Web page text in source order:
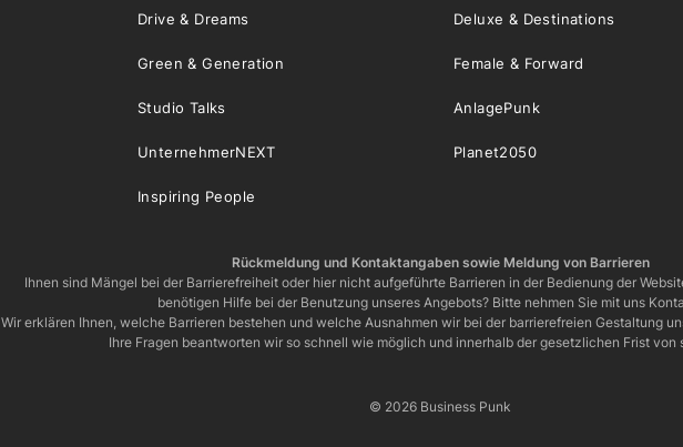
Drive & Dreams Deluxe & Destinations
Green & Generation Female & Forward
Studio Talks AnlagePunk
UnternehmerNEXT Planet2050
Inspiring People
Rückmeldung und Kontaktangaben sowie Meldung von Barrieren
Ihnen sind Mängel bei der Barrierefreiheit oder hier nicht aufgeführte Barrieren in der Bedienung der
benötigen Hilfe bei der Benutzung unseres Angebots? Bitte nehmen Sie mit uns
Wir erklären Ihnen, welche Barrieren bestehen und welche Ausnahmen wir bei der barrierefreien Gestaltung
Ihre Fragen beantworten wir so schnell wie möglich und innerhalb der gesetzlichen Frist von
© 2026 Business Punk